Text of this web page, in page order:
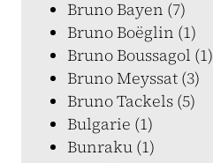
Bruno Bayen (7)
Bruno Boëglin (1)
Bruno Boussagol (1)
Bruno Meyssat (3)
Bruno Tackels (5)
Bulgarie (1)
Bunraku (1)